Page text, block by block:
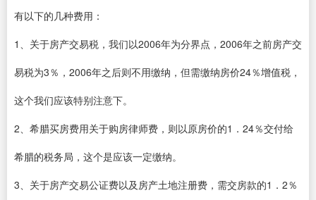
有以下的几种费用：
1、关于房产交易税，我们以2006年为分界点，2006年之前房产交
易税为3％，2006年之后则不用缴纳，但需缴纳房价24％增值税，
这个我们应该特别注意下。
2、希腊买房费用关于购房律师费，则以原房价的1．24％交付给
希腊的税务局，这个是应该一定缴纳。
3、关于房产交易公证费以及房产土地注册费，需交房款的1．2％